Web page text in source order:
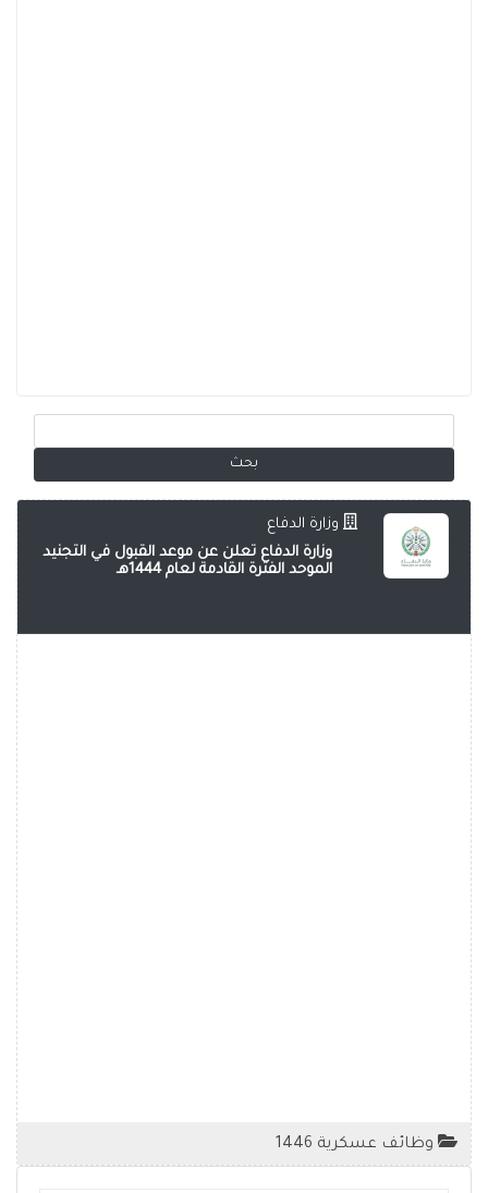
وزارة الدفاع
وزارة الدفاع تعلن عن موعد القبول في التجنيد
الموحد الفترة القادمة لعام 1444هـ
وظائف عسكرية 1446